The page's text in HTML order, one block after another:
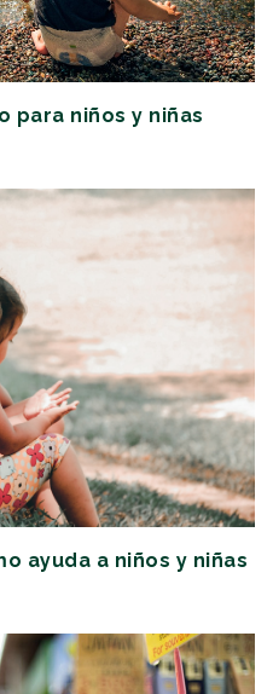
para niños y niñas
ayuda a niños y niñas